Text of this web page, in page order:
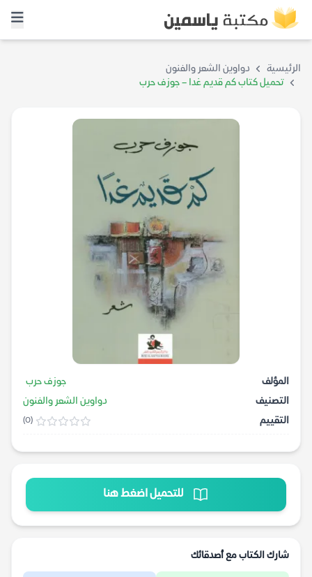
الرئيسية
دواوين الشعر والفنون
تحميل كتاب كم قديم غدا – جوزف حرب
المؤلف
جوزف حرب
التصنيف
دواوين الشعر والفنون
التقييم
(0)
للتحميل اضغط هنا
شارك الكتاب مع أصدقائك